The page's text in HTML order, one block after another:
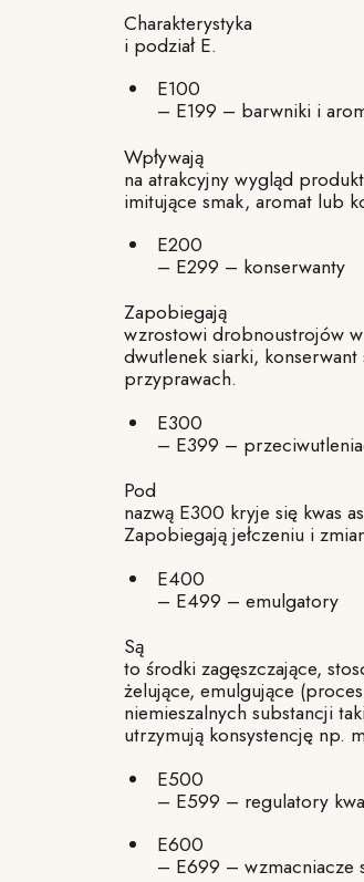
Charakterystyka
i podział E.
E100
– E199 – barwniki i
Wpływają
na atrakcyjny wygląd
imitujące smak, aromat lub
E200
– E299 – konserwanty
Zapobiegają
wzrostowi drobnoustrojów
dwutlenek siarki,
przyprawach.
E300
– E399 –
Pod
nazwą E300 kryje się kwas
Zapobiegają jełczeniu i
E400
– E499 – emulgatory
Są
to środki zagęszczające,
żelujące, emulgujące
niemieszalnych substancji
utrzymują konsystencję np.
E500
– E599 – regulatory
E600
– E699 – wzmacniacze